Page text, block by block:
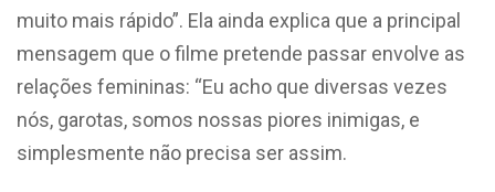
muito mais rápido”. Ela ainda explica que a principal
mensagem que o filme pretende passar envolve as
relações femininas: “Eu acho que diversas vezes
nós, garotas, somos nossas piores inimigas, e
simplesmente não precisa ser assim.